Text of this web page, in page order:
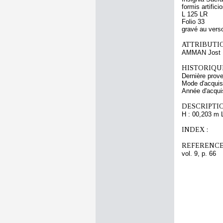
formis
L 125 LR
Folio 33
gravé au
AMMAN Jost
Dernière
Mode
Année
H : 00,203 m
INDEX :
vol. 9, p. 66